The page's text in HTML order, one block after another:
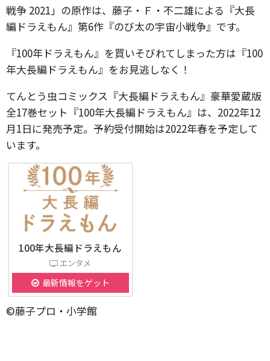
戦争 2021」の原作は、藤子・Ｆ・不二雄による『大長
編ドラえもん』第6作『のび太の宇宙小戦争』です。
『100年ドラえもん』を買いそびれてしまった方は『100
年大長編ドラえもん』をお見逃しなく！
てんとう虫コミックス『大長編ドラえもん』豪華愛蔵版
全17巻セット『100年大長編ドラえもん』は、2022年12
月1日に発売予定。予約受付開始は2022年春を予定して
います。
100年大長編ドラえもん
エンタメ
最新情報をゲット
©藤子プロ・小学館